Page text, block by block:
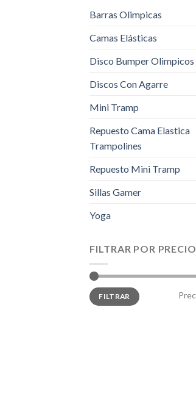
Barras Olimpicas
Camas Elásticas
Disco Bumper Olimpicos
Discos Con Agarre
Mini Tramp
Repuesto Cama Elastica
Trampolines
Repuesto Mini Tramp
Sillas Gamer
Yoga
FILTRAR POR PRECIO
Precio
mínimo
Precio
máximo
FILTRAR